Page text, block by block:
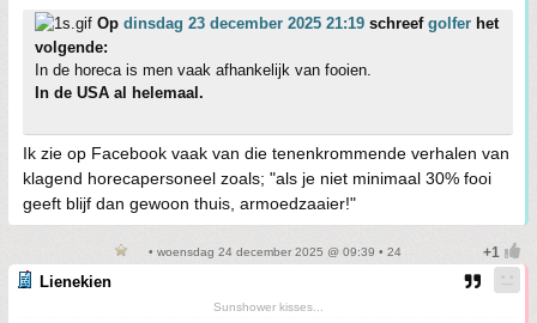
Op dinsdag 23 december 2025 21:19 schreef golfer het
volgende:
In de horeca is men vaak afhankelijk van fooien.
In de USA al helemaal.
Ik zie op Facebook vaak van die tenenkrommende verhalen van
klagend horecapersoneel zoals; "als je niet minimaal 30% fooi
geeft blijf dan gewoon thuis, armoedzaaier!"
• woensdag 24 december 2025 @ 09:39 • 24
Lienekien
Sunshower kisses...